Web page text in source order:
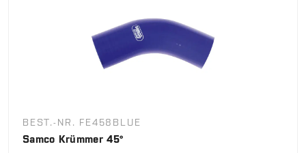
BEST.-NR. FE458BLUE
Samco Krümmer 45°